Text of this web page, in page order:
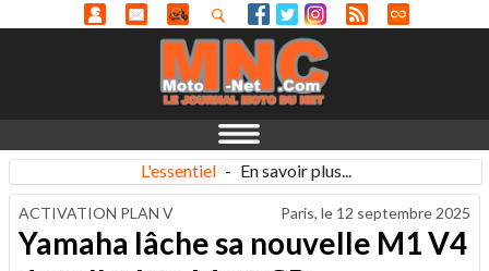
L'essentiel - En savoir plus...
ACTIVATION PLAN V Paris, le 12 septembre 2025
Yamaha lâche sa nouvelle M1 V4